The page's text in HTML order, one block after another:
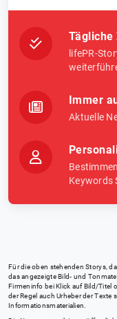
Tägliche
lifePR-
Immer
Aktuelle
Keywords
Für die oben stehenden Storys,
das angezeigte Bild- und
Firmeninfo bei Klick auf Bild/Titel
der Regel auch Urheber der
Informationsmaterialien.